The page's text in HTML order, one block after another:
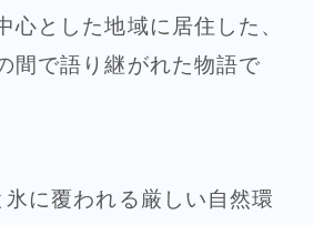
心とした地域に居住した、
間で語り継がれた物語で
に覆われる厳しい自然環